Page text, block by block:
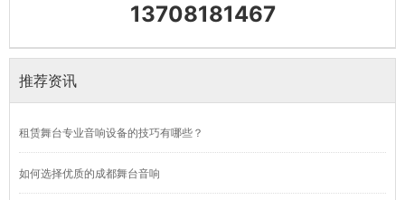
13708181467
推荐资讯
租赁舞台专业音响设备的技巧有哪些？
如何选择优质的成都舞台音响